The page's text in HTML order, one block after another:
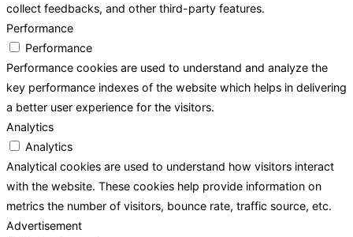
collect feedbacks, and other third-party features.
Performance
Performance
Performance cookies are used to understand and analyze the
key performance indexes of the website which helps in delivering
a better user experience for the visitors.
Analytics
Analytics
Analytical cookies are used to understand how visitors interact
with the website. These cookies help provide information on
metrics the number of visitors, bounce rate, traffic source, etc.
Advertisement